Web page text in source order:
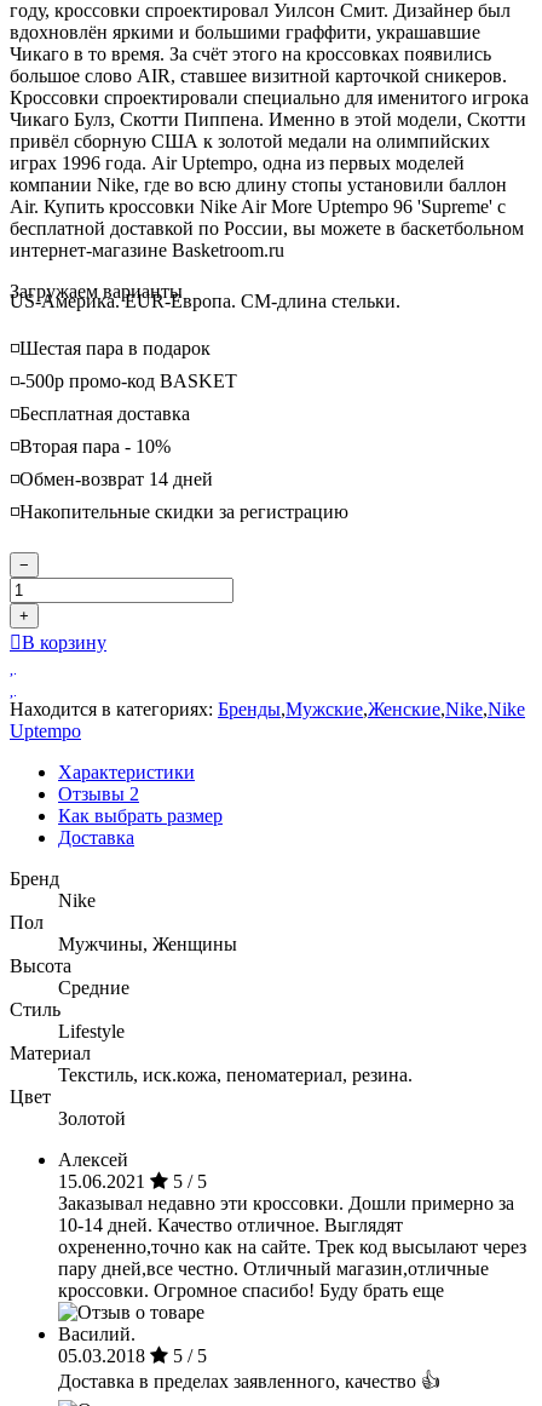
году, кроссовки спроектировал Уилсон Смит. Дизайнер был
вдохновлён яркими и большими граффити, украшавшие
Чикаго в то время. За счёт этого на кроссовках появились
большое слово AIR, ставшее визитной карточкой сникеров.
Кроссовки спроектировали специально для именитого игрока
Чикаго Булз, Скотти Пиппена. Именно в этой модели, Скотти
привёл сборную США к золотой медали на олимпийских
играх 1996 года. Air Uptempo, одна из первых моделей
компании Nike, где во всю длину стопы установили баллон
Air. Купить кроссовки Nike Air More Uptempo 96 'Supreme' с
бесплатной доставкой по России, вы можете в баскетбольном
интернет-магазине Basketroom.ru
Loading...
Загружаем варианты
US-Америка. EUR-Европа. CM-длина стельки.
◽️Шестая пара в подарок
◽️-500р промо-код BASKET
◽️Бесплатная доставка
◽️Вторая пара - 10%
◽️Обмен-возврат 14 дней
◽️Накопительные скидки за регистрацию
−
+
В корзину
Находится в категориях: Бренды,Мужские,Женские,Nike,Nike
Uptempo
Характеристики
Отзывы 2
Как выбрать размер
Доставка
Бренд
Nike
Пол
Мужчины, Женщины
Высота
Средние
Стиль
Lifestyle
Материал
Текстиль, иск.кожа, пеноматериал, резина.
Цвет
Золотой
Алексей
15.06.2021
5 / 5
Заказывал недавно эти кроссовки. Дошли примерно за
10-14 дней. Качество отличное. Выглядят
охрененно,точно как на сайте. Трек код высылают через
пару дней,все честно. Отличный магазин,отличные
кроссовки. Огромное спасибо! Буду брать еще
Василий.
05.03.2018
5 / 5
Доставка в пределах заявленного, качество 👍